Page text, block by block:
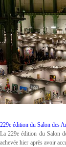
229e édition du Salon des
La 229e édition du Salon
achevée hier après avoir